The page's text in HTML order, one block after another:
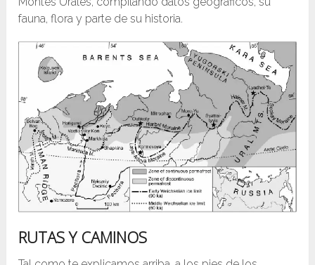
fauna, flora y parte de su historia.
RUTAS Y CAMINOS